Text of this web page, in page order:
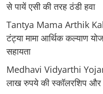
से पायें एसी की तरह ठंडी हवा
Tantya Mama Arthik
टंट्या मामा आर्थिक कल्‍याण
सहायता
Medhavi Vidyarthi
लाख रुपये की स्कॉलरशिप और